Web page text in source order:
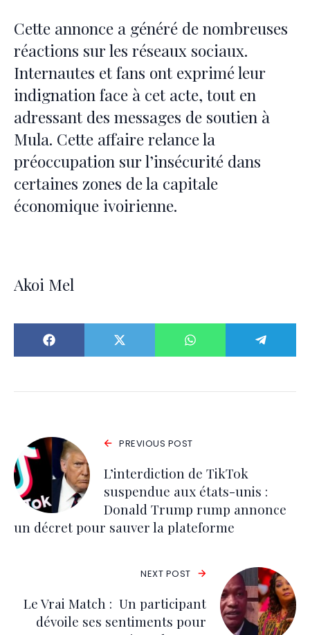
Cette annonce a généré de nombreuses
réactions sur les réseaux sociaux.
Internautes et fans ont exprimé leur
indignation face à cet acte, tout en
adressant des messages de soutien à
Mula. Cette affaire relance la
préoccupation sur l’insécurité dans
certaines zones de la capitale
économique ivoirienne.
Akoi Mel
PREVIOUS POST
L’interdiction de TikTok
suspendue aux états-unis :
Donald Trump rump annonce
un décret pour sauver la plateforme
NEXT POST
Le Vrai Match : Un participant
dévoile ses sentiments pour